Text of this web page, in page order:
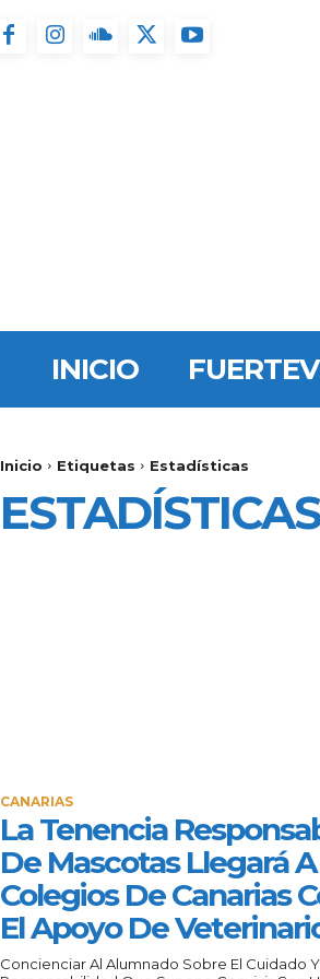
INICIO
Inicio Etiquetas Estadísticas
ESTADÍSTICAS
CANARIAS
La Tenencia
De Mascotas Llegará
Colegios De Canarias
El Apoyo De
Concienciar Al Alumnado Sobre El Cuidado Y